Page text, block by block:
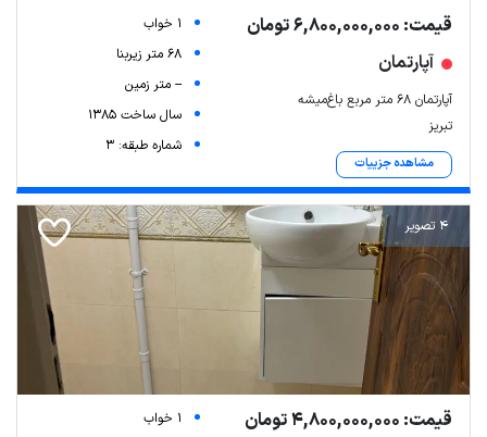
قیمت: 6,800,000,000 تومان
آپارتمان
آپارتمان ۶۸ متر مربع باغ‌میشه
تبریز
مشاهده جزییات
1 خواب
68 متر زیربنا
-- متر زمین
سال ساخت 1385
شماره طبقه: 3
4 تصویر
قیمت: 4,800,000,000 تومان
1 خواب